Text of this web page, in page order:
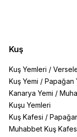
Kuş
Kuş Yemleri /
Kuş Yemi / Papağan
Kanarya Yemi /
Kuşu Yemleri
Kuş Kafesi /
Muhabbet Kuş